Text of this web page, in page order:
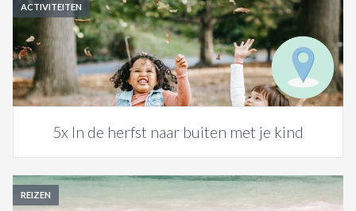
ACTIVITEITEN
5x In de herfst naar buiten met je kind
REIZEN